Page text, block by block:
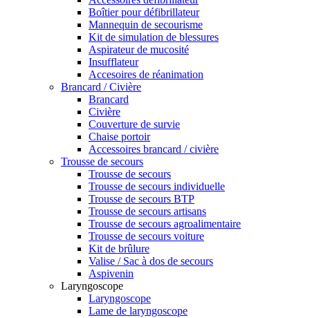
Boîtier pour défibrillateur
Mannequin de secourisme
Kit de simulation de blessures
Aspirateur de mucosité
Insufflateur
Accesoires de réanimation
Brancard / Civière
Brancard
Civière
Couverture de survie
Chaise portoir
Accessoires brancard / civière
Trousse de secours
Trousse de secours
Trousse de secours individuelle
Trousse de secours BTP
Trousse de secours artisans
Trousse de secours agroalimentaire
Trousse de secours voiture
Kit de brûlure
Valise / Sac à dos de secours
Aspivenin
Laryngoscope
Laryngoscope
Lame de laryngoscope